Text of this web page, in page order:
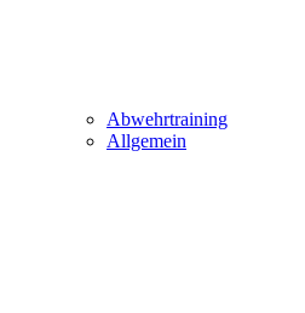
Abwehrtraining
Allgemein